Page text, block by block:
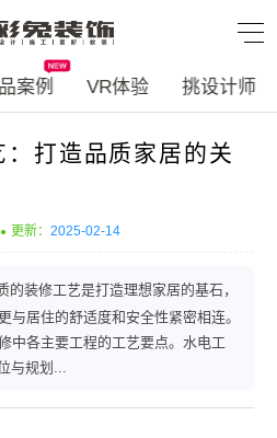
案例 VR体验 挑设计师
打造品质家居的关
更新： 2025-02-14
的装修工艺是打造理想家居的基石，
与居住的舒适度和安全性紧密相连。
中各主要工程的工艺要点。水电工
与规划...